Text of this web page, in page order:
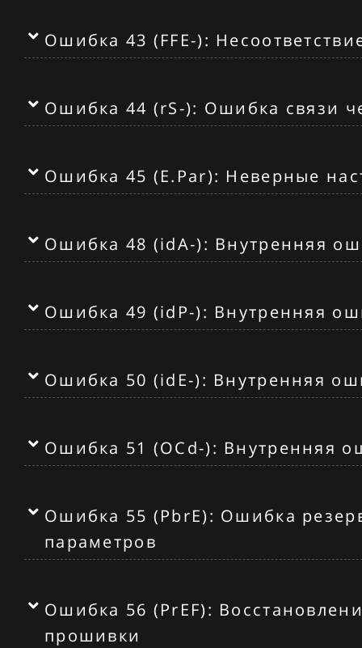
Ошибка 43 (FFE-):
Ошибка 44 (rS-): Ошибка связи
Ошибка 45 (E.Par): Неверные
Ошибка 48 (idA-): Внутренняя
Ошибка 49 (idP-): Внутренняя
Ошибка 50 (idE-): Внутренняя
Ошибка 51 (OCd-): Внутренняя
Ошибка 55 (PbrE): Ошибка
параметров
Ошибка 56 (PrEF):
прошивки